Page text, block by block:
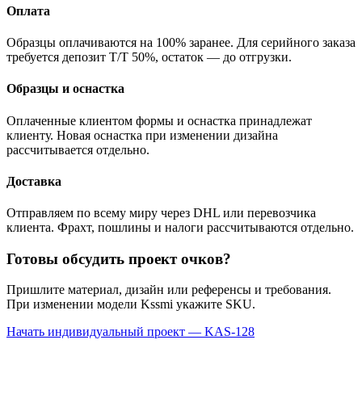
Оплата
Образцы оплачиваются на 100% заранее. Для серийного заказа
требуется депозит T/T 50%, остаток — до отгрузки.
Образцы и оснастка
Оплаченные клиентом формы и оснастка принадлежат
клиенту. Новая оснастка при изменении дизайна
рассчитывается отдельно.
Доставка
Отправляем по всему миру через DHL или перевозчика
клиента. Фрахт, пошлины и налоги рассчитываются отдельно.
Готовы обсудить проект очков?
Пришлите материал, дизайн или референсы и требования.
При изменении модели Kssmi укажите SKU.
Начать индивидуальный проект — KAS-128